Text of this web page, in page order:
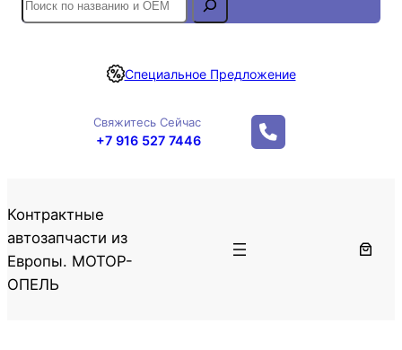
e
r
Специальное Предложение
Свяжитесь Сейчас
+7 916 527 7446
Контрактные
автозапчасти из
Европы. МОТОР-
ОПЕЛЬ